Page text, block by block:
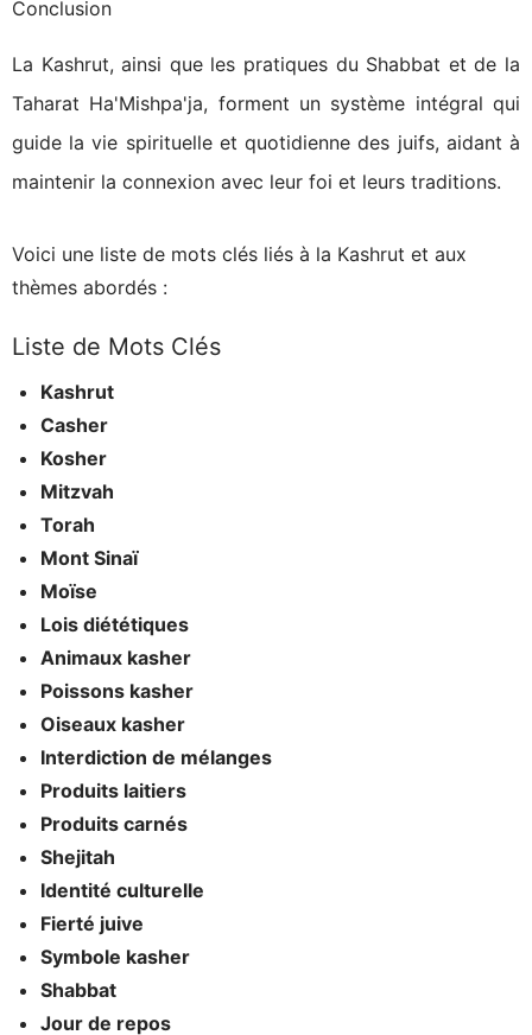
Conclusion
La Kashrut, ainsi que les pratiques du Shabbat et de la
Taharat Ha'Mishpa'ja, forment un système intégral qui
guide la vie spirituelle et quotidienne des juifs, aidant à
maintenir la connexion avec leur foi et leurs traditions.
Voici une liste de mots clés liés à la Kashrut et aux
thèmes abordés :
Liste de Mots Clés
Kashrut
Casher
Kosher
Mitzvah
Torah
Mont Sinaï
Moïse
Lois diététiques
Animaux kasher
Poissons kasher
Oiseaux kasher
Interdiction de mélanges
Produits laitiers
Produits carnés
Shejitah
Identité culturelle
Fierté juive
Symbole kasher
Shabbat
Jour de repos